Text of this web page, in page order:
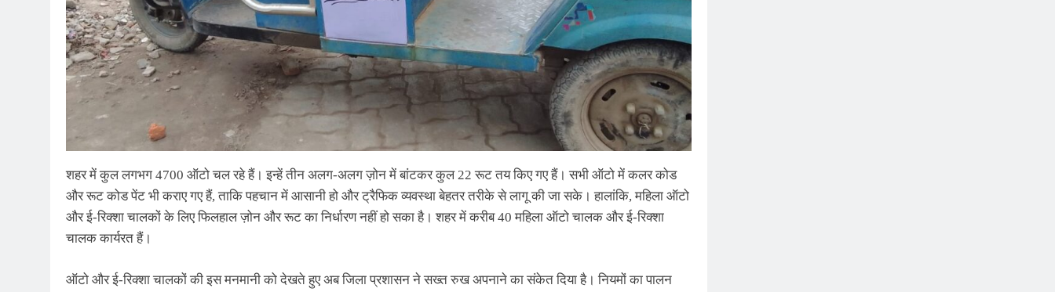
शहर में कुल लगभग 4700 ऑटो चल रहे हैं। इन्हें तीन अलग-अलग ज़ोन में बांटकर कुल 22 रूट तय किए गए हैं। सभी ऑटो में कलर कोड
और रूट कोड पेंट भी कराए गए हैं, ताकि पहचान में आसानी हो और ट्रैफिक व्यवस्था बेहतर तरीके से लागू की जा सके। हालांकि, महिला ऑटो
और ई-रिक्शा चालकों के लिए फिलहाल ज़ोन और रूट का निर्धारण नहीं हो सका है। शहर में करीब 40 महिला ऑटो चालक और ई-रिक्शा
चालक कार्यरत हैं।
ऑटो और ई-रिक्शा चालकों की इस मनमानी को देखते हुए अब जिला प्रशासन ने सख्त रुख अपनाने का संकेत दिया है। नियमों का पालन